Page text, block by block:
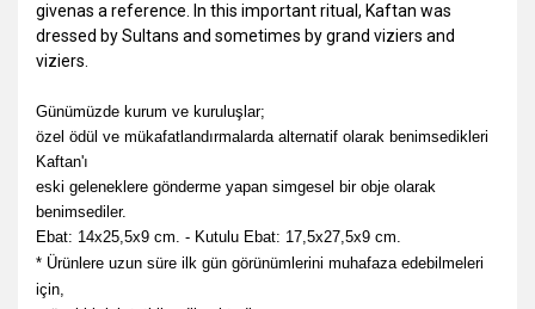
givenas a reference. In this important ritual, Kaftan was
dressed by Sultans and sometimes by grand viziers and
viziers.
Günümüzde kurum ve kuruluşlar;
özel ödül ve mükafatlandırmalarda alternatif olarak benimsedikleri
Kaftan'ı
eski geleneklere gönderme yapan simgesel bir obje olarak
benimsediler.
Ebat: 14x25,5x9 cm. - Kutulu Ebat: 17,5x27,5x9 cm.
* Ürünlere uzun süre ilk gün görünümlerini muhafaza edebilmeleri
için,